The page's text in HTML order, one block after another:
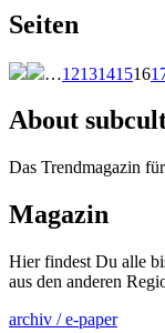
Seiten
…1213141516
About
Das Trendmagazin
Magazin
Hier findest Du alle
aus den anderen
archiv / e-paper